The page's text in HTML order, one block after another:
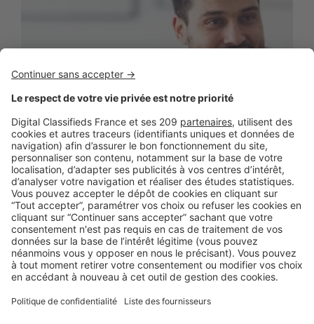
AU QUOTIDIEN ,BUSINESS
Indicateur ou intermédiaire immobilier :
jusqu’où et comment accompagner le
client ?
Dans le secteur immobilier, les intermédiaires jouent un rôle
essentiel en tant que conseillers et facilitateurs de ...
1 2 3 Suivant »